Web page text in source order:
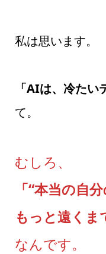
私は思います。
「AIは、冷たい
て。
むしろ、
「“本当の自
もっと遠くま
なんです。